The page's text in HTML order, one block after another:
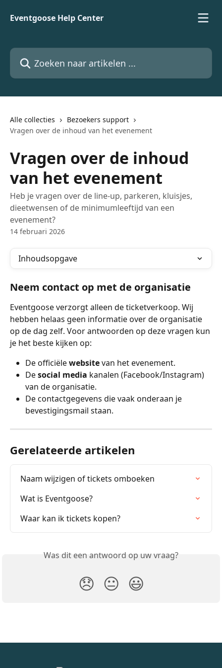
Eventgoose Help Center
Zoeken naar artikelen ...
Alle collecties
Bezoekers support
Vragen over de inhoud van het evenement
Vragen over de inhoud
van het evenement
Heb je vragen over de line-up, parkeren, kluisjes,
dieetwensen of de minimumleeftijd van een
evenement?
14 februari 2026
Inhoudsopgave
Neem contact op met de organisatie
Eventgoose verzorgt alleen de ticketverkoop. Wij
hebben helaas geen informatie over de organisatie
op de dag zelf. Voor antwoorden op deze vragen kun
je het beste kijken op:
De officiële website van het evenement.
De social media kanalen (Facebook/Instagram)
van de organisatie.
De contactgegevens die vaak onderaan je
bevestigingsmail staan.
Gerelateerde artikelen
Naam wijzigen of tickets omboeken
Wat is Eventgoose?
Waar kan ik tickets kopen?
Was dit een antwoord op uw vraag?
😞 😐 😃